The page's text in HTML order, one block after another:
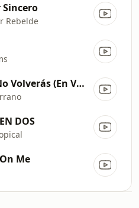
Rebelde
Te Vas Y No Volverás (En Vivo)
DOS
Me